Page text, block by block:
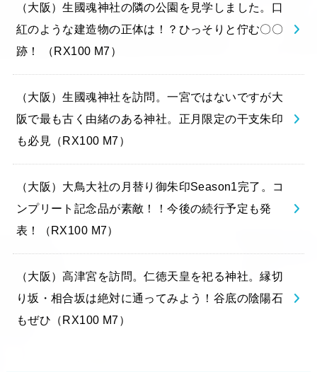
（大阪）生國魂神社の隣の公園を見学しました。口
紅のような建造物の正体は！？ひっそりと佇む〇〇
跡！ （RX100 M7）
（大阪）生國魂神社を訪問。一宮ではないですが大
阪で最も古く由緒のある神社。正月限定の干支朱印
も必見（RX100 M7）
（大阪）大鳥大社の月替り御朱印Season1完了。コ
ンプリート記念品が素敵！！今後の続行予定も発
表！（RX100 M7）
（大阪）高津宮を訪問。仁徳天皇を祀る神社。縁切
り坂・相合坂は絶対に通ってみよう！谷底の陰陽石
もぜひ（RX100 M7）